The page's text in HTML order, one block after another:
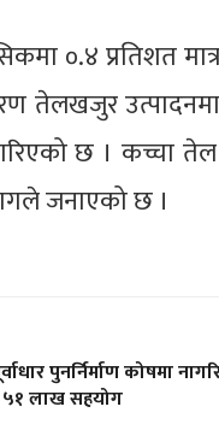
०.४ प्रतिशत
तेलखजुर उत्पादनमा
गरिएको छ । कच्चा
जनाएको छ ।
पुनर्निर्माण कोषमा
५१ लाख सहयोग